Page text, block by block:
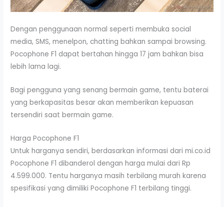
Dengan penggunaan normal seperti membuka social
media, SMS, menelpon, chatting bahkan sampai browsing.
Pocophone F1 dapat bertahan hingga 17 jam bahkan bisa
lebih lama lagi.
Bagi pengguna yang senang bermain game, tentu baterai
yang berkapasitas besar akan memberikan kepuasan
tersendiri saat bermain game.
Harga Pocophone F1
Untuk harganya sendiri, berdasarkan informasi dari mi.co.id
Pocophone F1 dibanderol dengan harga mulai dari Rp
4.599.000. Tentu harganya masih terbilang murah karena
spesifikasi yang dimiliki Pocophone F1 terbilang tinggi.